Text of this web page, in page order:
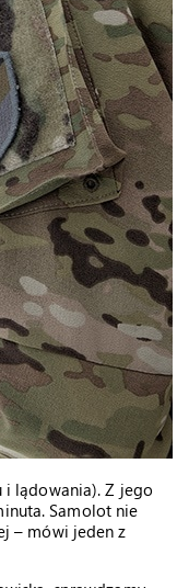
i lądowania). Z jego
Samolot nie
– mówi jeden z